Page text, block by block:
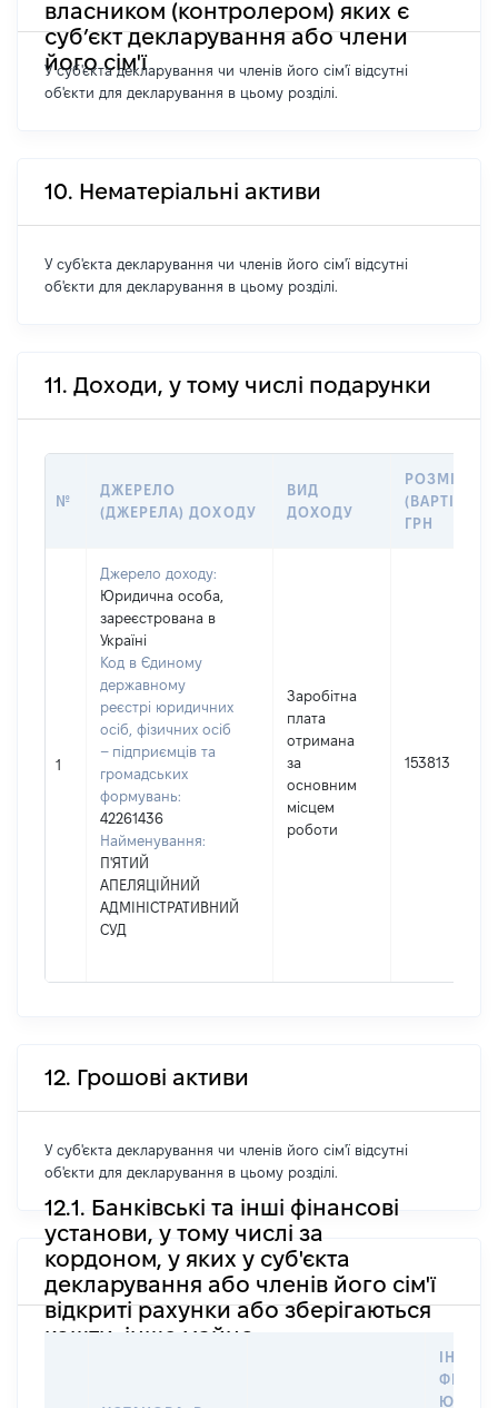
власником (контролером) яких є
суб’єкт декларування або члени
його сім'ї
У суб'єкта декларування чи членів його сім'ї відсутні
об'єкти для декларування в цьому розділі.
10. Нематеріальні активи
У суб'єкта декларування чи членів його сім'ї відсутні
об'єкти для декларування в цьому розділі.
11. Доходи, у тому числі подарунки
№
ДЖЕРЕЛО
(ДЖЕРЕЛА) ДОХОДУ
ВИД
ДОХОДУ
РОЗМІР
(ВАРТІСТЬ),
ГРН
1
Джерело доходу:
Юридична особа,
зареєстрована в
Україні
Код в Єдиному
державному
реєстрі юридичних
осіб, фізичних осіб
– підприємців та
громадських
формувань:
42261436
Найменування:
П'ЯТИЙ
АПЕЛЯЦІЙНИЙ
АДМІНІСТРАТИВНИЙ
СУД
Заробітна
плата
отримана
за
основним
місцем
роботи
153813
12. Грошові активи
У суб'єкта декларування чи членів його сім'ї відсутні
об'єкти для декларування в цьому розділі.
12.1. Банківські та інші фінансові
установи, у тому числі за
кордоном, у яких у суб'єкта
декларування або членів його сім'ї
відкриті рахунки або зберігаються
кошти, інше майно